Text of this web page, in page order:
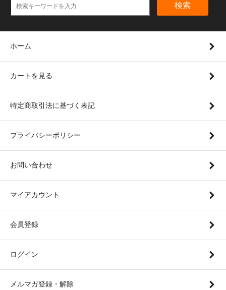
検索
ホーム
カートを見る
特定商取引法に基づく表記
プライバシーポリシー
お問い合わせ
マイアカウント
会員登録
ログイン
メルマガ登録・解除